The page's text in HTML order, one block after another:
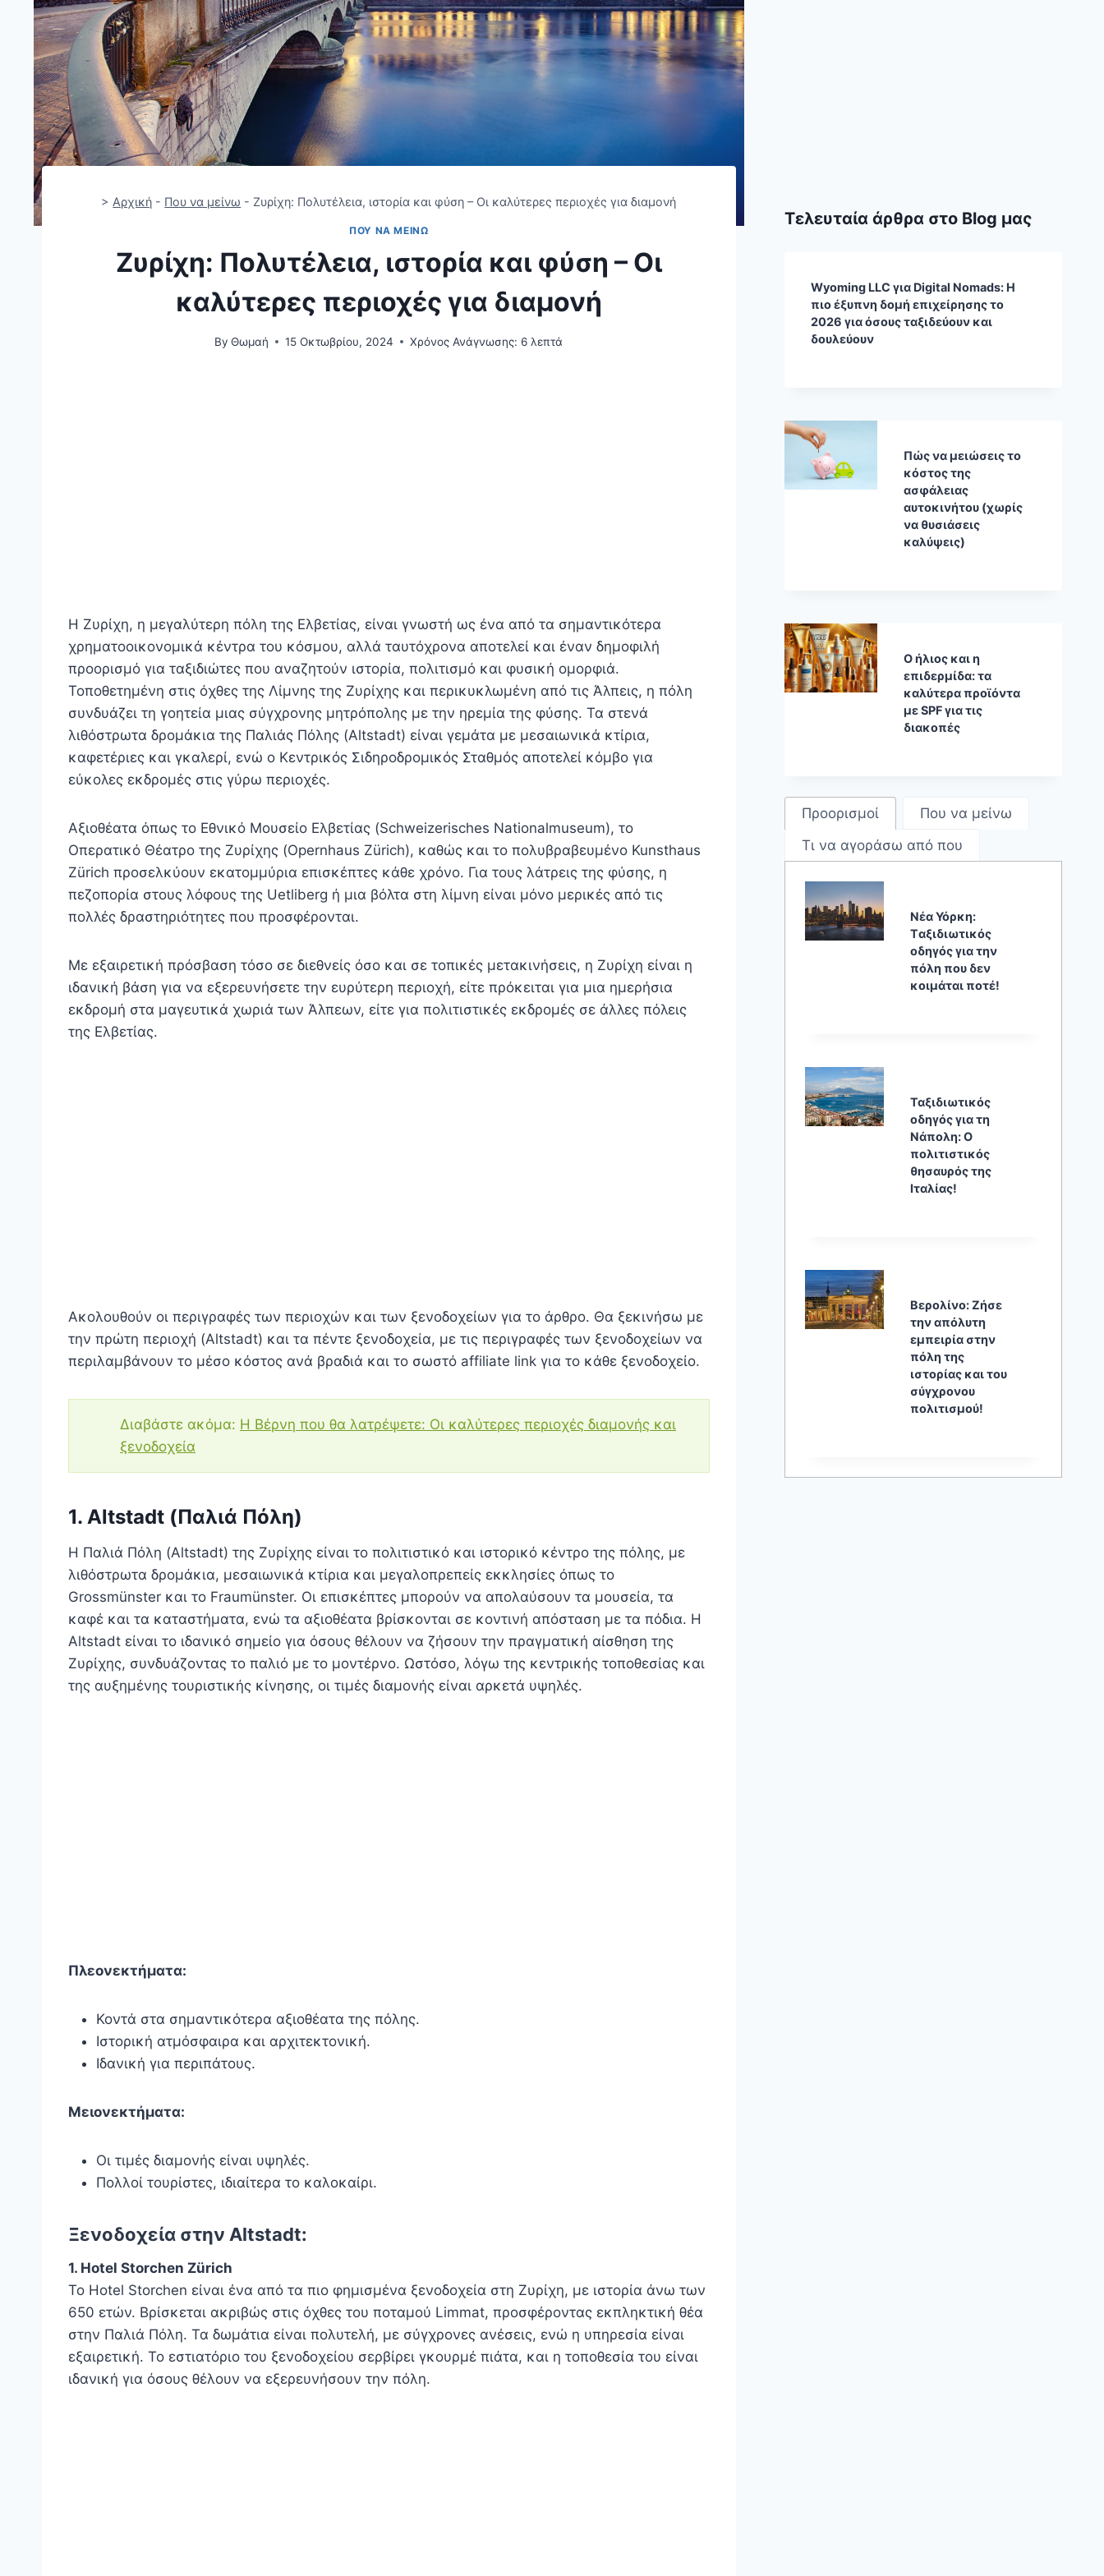
> Αρχική - Που να μείνω - Ζυρίχη: Πολυτέλεια, ιστορία και φύση – Οι καλύτερες περιοχές για διαμονή
ΠΟΥ ΝΑ ΜΕΊΝΩ
Ζυρίχη: Πολυτέλεια, ιστορία και φύση – Οι
καλύτερες περιοχές για διαμονή
By Θωμαή 15 Οκτωβρίου, 2024 Χρόνος Ανάγνωσης: 6 λεπτά
Η Ζυρίχη, η μεγαλύτερη πόλη της Ελβετίας, είναι γνωστή ως ένα από τα σημαντικότερα
χρηματοοικονομικά κέντρα του κόσμου, αλλά ταυτόχρονα αποτελεί και έναν δημοφιλή
προορισμό για ταξιδιώτες που αναζητούν ιστορία, πολιτισμό και φυσική ομορφιά.
Τοποθετημένη στις όχθες της Λίμνης της Ζυρίχης και περικυκλωμένη από τις Άλπεις, η πόλη
συνδυάζει τη γοητεία μιας σύγχρονης μητρόπολης με την ηρεμία της φύσης. Τα στενά
λιθόστρωτα δρομάκια της Παλιάς Πόλης (Altstadt) είναι γεμάτα με μεσαιωνικά κτίρια,
καφετέριες και γκαλερί, ενώ ο Κεντρικός Σιδηροδρομικός Σταθμός αποτελεί κόμβο για
εύκολες εκδρομές στις γύρω περιοχές.
Αξιοθέατα όπως το Εθνικό Μουσείο Ελβετίας (Schweizerisches Nationalmuseum), το
Οπερατικό Θέατρο της Ζυρίχης (Opernhaus Zürich), καθώς και το πολυβραβευμένο Kunsthaus
Zürich προσελκύουν εκατομμύρια επισκέπτες κάθε χρόνο. Για τους λάτρεις της φύσης, η
πεζοπορία στους λόφους της Uetliberg ή μια βόλτα στη λίμνη είναι μόνο μερικές από τις
πολλές δραστηριότητες που προσφέρονται.
Με εξαιρετική πρόσβαση τόσο σε διεθνείς όσο και σε τοπικές μετακινήσεις, η Ζυρίχη είναι η
ιδανική βάση για να εξερευνήσετε την ευρύτερη περιοχή, είτε πρόκειται για μια ημερήσια
εκδρομή στα μαγευτικά χωριά των Άλπεων, είτε για πολιτιστικές εκδρομές σε άλλες πόλεις
της Ελβετίας.
Ακολουθούν οι περιγραφές των περιοχών και των ξενοδοχείων για το άρθρο. Θα ξεκινήσω με
την πρώτη περιοχή (Altstadt) και τα πέντε ξενοδοχεία, με τις περιγραφές των ξενοδοχείων να
περιλαμβάνουν το μέσο κόστος ανά βραδιά και το σωστό affiliate link για το κάθε ξενοδοχείο.
Διαβάστε ακόμα: Η Βέρνη που θα λατρέψετε: Οι καλύτερες περιοχές διαμονής και
ξενοδοχεία
1. Altstadt (Παλιά Πόλη)
Η Παλιά Πόλη (Altstadt) της Ζυρίχης είναι το πολιτιστικό και ιστορικό κέντρο της πόλης, με
λιθόστρωτα δρομάκια, μεσαιωνικά κτίρια και μεγαλοπρεπείς εκκλησίες όπως το
Grossmünster και το Fraumünster. Οι επισκέπτες μπορούν να απολαύσουν τα μουσεία, τα
καφέ και τα καταστήματα, ενώ τα αξιοθέατα βρίσκονται σε κοντινή απόσταση με τα πόδια. Η
Altstadt είναι το ιδανικό σημείο για όσους θέλουν να ζήσουν την πραγματική αίσθηση της
Ζυρίχης, συνδυάζοντας το παλιό με το μοντέρνο. Ωστόσο, λόγω της κεντρικής τοποθεσίας και
της αυξημένης τουριστικής κίνησης, οι τιμές διαμονής είναι αρκετά υψηλές.
Πλεονεκτήματα:
Κοντά στα σημαντικότερα αξιοθέατα της πόλης.
Ιστορική ατμόσφαιρα και αρχιτεκτονική.
Ιδανική για περιπάτους.
Μειονεκτήματα:
Οι τιμές διαμονής είναι υψηλές.
Πολλοί τουρίστες, ιδιαίτερα το καλοκαίρι.
Ξενοδοχεία στην Altstadt:
1. Hotel Storchen Zürich
Το Hotel Storchen είναι ένα από τα πιο φημισμένα ξενοδοχεία στη Ζυρίχη, με ιστορία άνω των
650 ετών. Βρίσκεται ακριβώς στις όχθες του ποταμού Limmat, προσφέροντας εκπληκτική θέα
στην Παλιά Πόλη. Τα δωμάτια είναι πολυτελή, με σύγχρονες ανέσεις, ενώ η υπηρεσία είναι
εξαιρετική. Το εστιατόριο του ξενοδοχείου σερβίρει γκουρμέ πιάτα, και η τοποθεσία του είναι
ιδανική για όσους θέλουν να εξερευνήσουν την πόλη.
Τελευταία άρθρα στο Blog μας
Wyoming LLC για Digital Nomads: Η
πιο έξυπνη δομή επιχείρησης το
2026 για όσους ταξιδεύουν και
δουλεύουν
Πώς να μειώσεις το
κόστος της
ασφάλειας
αυτοκινήτου (χωρίς
να θυσιάσεις
καλύψεις)
Ο ήλιος και η
επιδερμίδα: τα
καλύτερα προϊόντα
με SPF για τις
διακοπές
Προορισμοί
Που να μείνω
Τι να αγοράσω από που
Νέα Υόρκη:
Tαξιδιωτικός
οδηγός για την
πόλη που δεν
κοιμάται ποτέ!
Ταξιδιωτικός
οδηγός για τη
Νάπολη: Ο
πολιτιστικός
θησαυρός της
Ιταλίας!
Βερολίνο: Ζήσε
την απόλυτη
εμπειρία στην
πόλη της
ιστορίας και του
σύγχρονου
πολιτισμού!